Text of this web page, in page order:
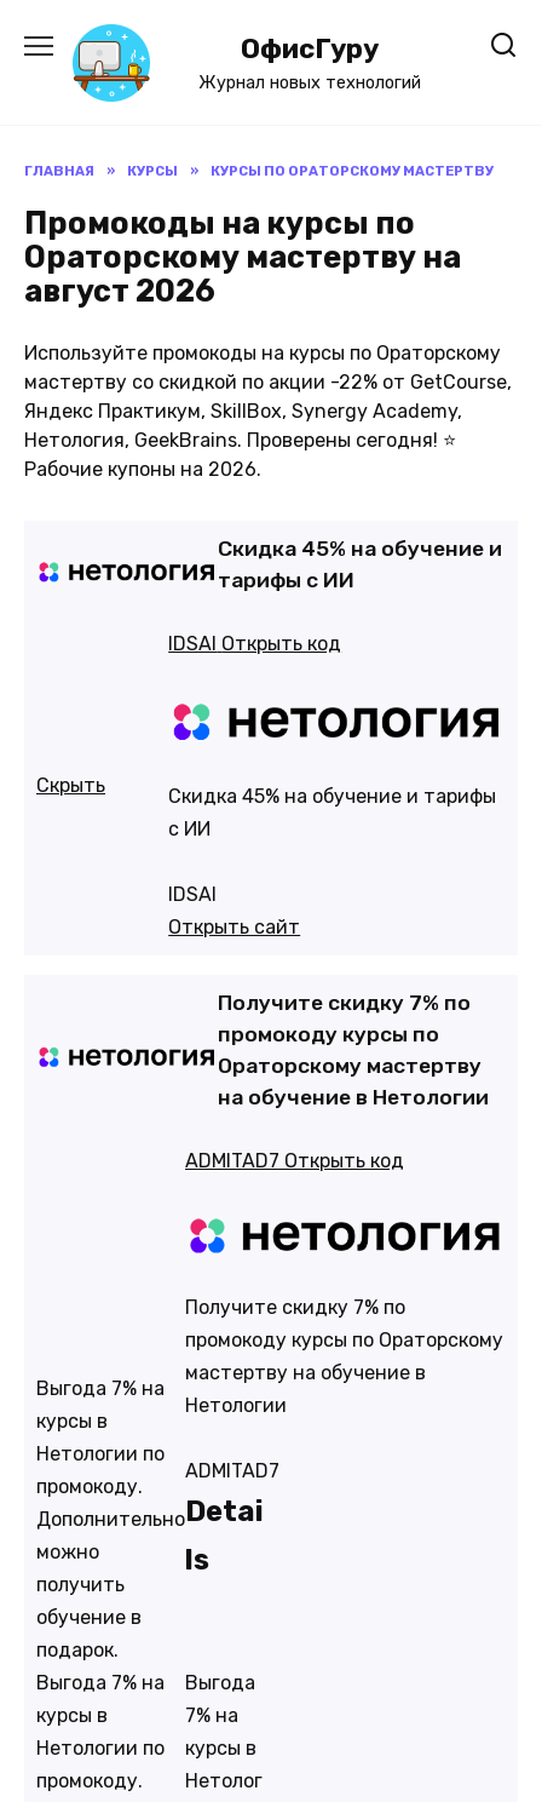
содержанию
ОфисГуру
Журнал новых технологий
ГЛАВНАЯ » КУРСЫ » КУРСЫ ПО ОРAТОРСКОМУ МАСТЕРТВУ
Промокоды на курсы по
Орaторскому мастертву на
август 2026
Используйте промокоды на курсы по Орaторскому
мастертву со скидкой по акции -22% от GetCourse,
Яндекс Практикум, SkillBox, Synergy Academy,
Нетология, GeekBrains. Проверены сегодня! ⭐
Рабочие купоны на 2026.
Cкидка 45% на обучение и
тарифы с ИИ
Скрыть
IDSAI Открыть код
Cкидка 45% на обучение и тарифы
с ИИ
IDSAI
Открыть сайт
Получите скидку 7% по
промокоду курсы по
Орaторскому мастертву
на обучение в Нетологии
Выгода 7% на
курсы в
Нетологии по
промокоду.
Дополнительно
можно
получить
обучение в
подарок.
Выгода 7% на
курсы в
Нетологии по
промокоду.
ADMITAD7 Открыть код
Получите скидку 7% по
промокоду курсы по Орaторскому
мастертву на обучение в
Нетологии
ADMITAD7
Detai
ls
Выгода
7% на
курсы в
Нетолог